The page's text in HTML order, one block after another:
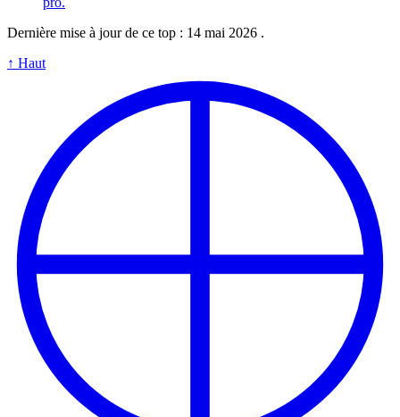
Dernière mise à jour de ce top : 14 mai 2026 .
↑ Haut